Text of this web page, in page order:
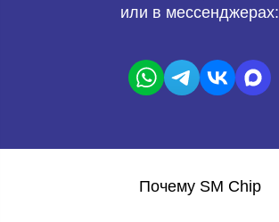
или в мессенджерах:
Почему SM Chip